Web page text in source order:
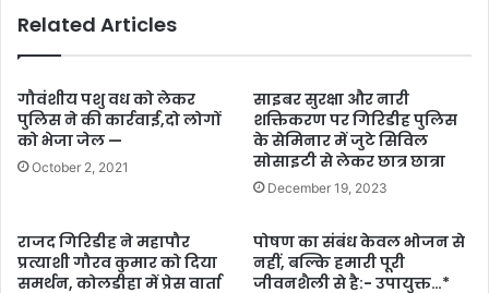
Related Articles
गौवंशीय पशु वध को लेकर
पुलिस ने की कार्रवाई,दो लोगों
को भेजा जेल —
October 2, 2021
साइबर सुरक्षा और नारी
शक्तिकरण पर गिरिडीह पुलिस
के सेमिनार में जुटे सिविल
सोसाइटी से लेकर छात्र छात्रा
December 19, 2023
राजद गिरिडीह ने महापौर
प्रत्याशी गौरव कुमार को दिया
समर्थन, कोलडीहा में प्रेस वार्ता
पोषण का संबंध केवल भोजन से
नहीं, बल्कि हमारी पूरी
जीवनशैली से है:- उपायुक्त…*